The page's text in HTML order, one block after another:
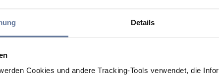
Details
Cookies und andere Tracking-Tools verwendet, die